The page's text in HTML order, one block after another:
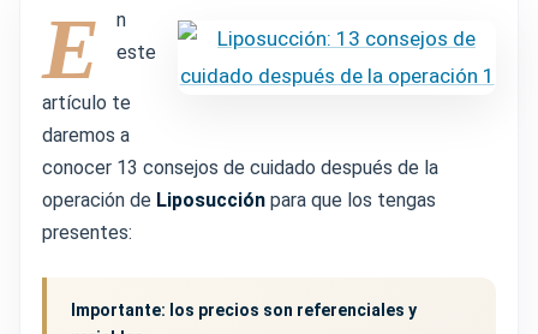
E
n
este
artículo te
daremos a
conocer 13 consejos de cuidado después de la
operación de Liposucción para que los tengas
presentes:
Importante: los precios son referenciales y